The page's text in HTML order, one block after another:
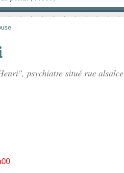
psychiatre situé rue alsalce